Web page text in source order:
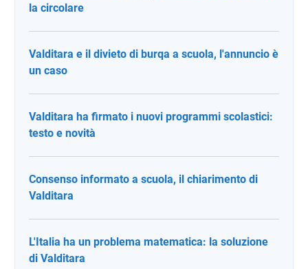
la circolare
Valditara e il divieto di burqa a scuola, l'annuncio è
un caso
Valditara ha firmato i nuovi programmi scolastici:
testo e novità
Consenso informato a scuola, il chiarimento di
Valditara
L'Italia ha un problema matematica: la soluzione
di Valditara